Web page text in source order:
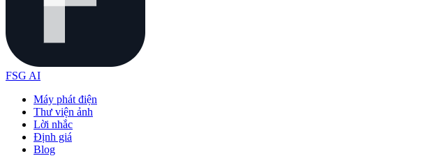
FSG AI
Máy phát điện
Thư viện ảnh
Lời nhắc
Định giá
Blog